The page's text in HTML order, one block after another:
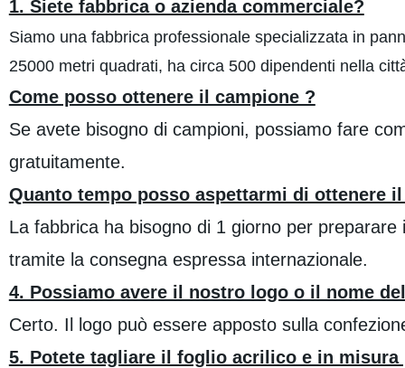
1. Siete fabbrica o azienda commerciale?
Siamo una fabbrica professionale specializzata in
25000 metri quadrati, ha circa 500 dipendenti nella
Come posso ottenere il campione ?
Se avete bisogno di campioni, possiamo fare
gratuitamente.
Quanto tempo posso aspettarmi di ottenere
La fabbrica ha bisogno di 1 giorno per
tramite la consegna espressa internazionale.
4. Possiamo avere il nostro logo o il nome
Certo. Il logo può essere apposto sulla
5. Potete tagliare il foglio acrilico e in misura